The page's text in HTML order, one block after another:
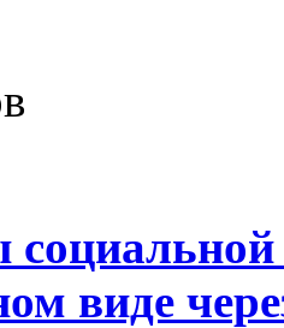
виде